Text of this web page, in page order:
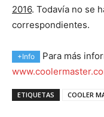
2016. Todavía no se
correspondientes.
+Info
Para más
ETIQUETAS COOLER